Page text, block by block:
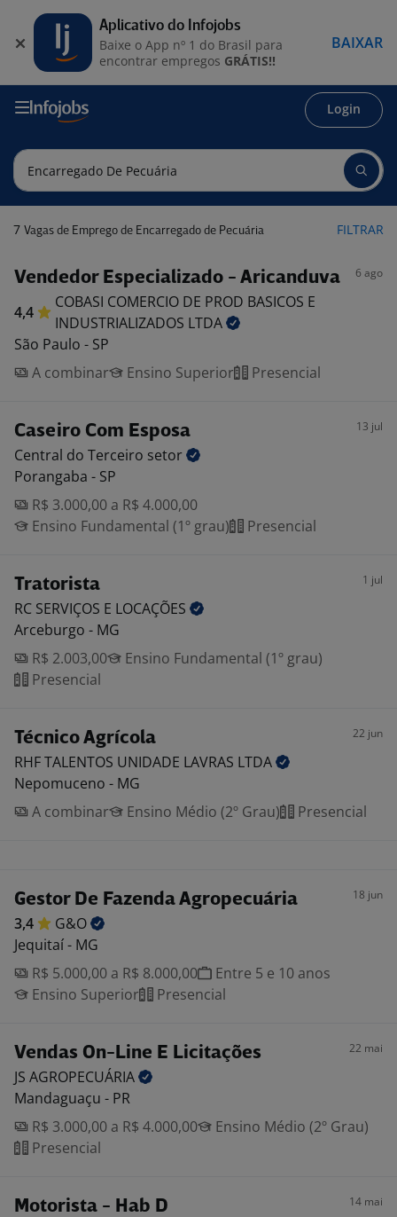
Login
7 Vagas de Emprego de Encarregado de Pecuária FILTRAR
Vendedor Especializado - Aricanduva 6 ago
4,4
COBASI COMERCIO DE PROD BASICOS E
INDUSTRIALIZADOS LTDA
São Paulo - SP
A combinar
Ensino Superior Presencial
Caseiro Com Esposa 13 jul
Central do Terceiro setor
Porangaba - SP
R$ 3.000,00 a R$ 4.000,00
Ensino Fundamental (1º grau)
Presencial
Tratorista 1 jul
RC SERVIÇOS E LOCAÇÕES
Arceburgo - MG
R$ 2.003,00
Ensino Fundamental (1º grau)
Presencial
Técnico Agrícola 22 jun
RHF TALENTOS UNIDADE LAVRAS LTDA
Nepomuceno - MG
A combinar
Ensino Médio (2º Grau) Presencial
Gestor De Fazenda Agropecuária 18 jun
3,4
G&O
Jequitaí - MG
R$ 5.000,00 a R$ 8.000,00
Entre 5 e 10 anos
Ensino Superior
Presencial
Vendas On-Line E Licitações 22 mai
JS AGROPECUÁRIA
Mandaguaçu - PR
R$ 3.000,00 a R$ 4.000,00
Ensino Médio (2º Grau)
Presencial
Motorista - Hab D 14 mai
Aplicativo do Infojobs
Baixe o App nº 1 do Brasil para
encontrar empregos GRÁTIS!!
BAIXAR